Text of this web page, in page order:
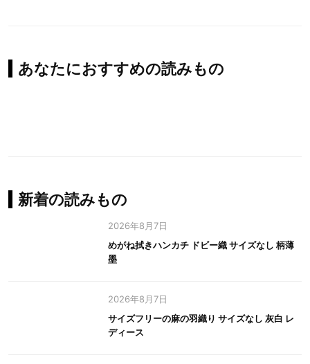
あなたにおすすめの読みもの
新着の読みもの
2026年8月7日
めがね拭きハンカチ ドビー織 サイズなし 柄薄
墨
2026年8月7日
サイズフリーの麻の羽織り サイズなし 灰白 レ
ディース